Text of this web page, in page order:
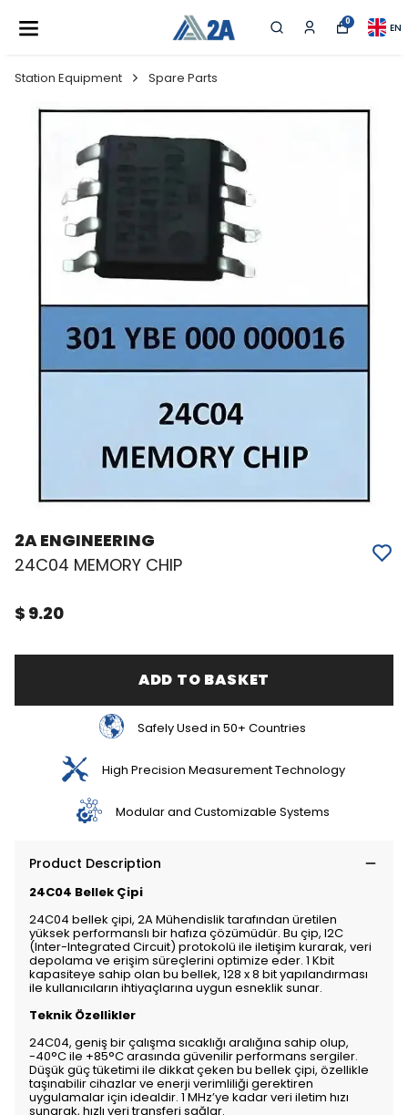
0 EN
Station Equipment Spare Parts
2A ENGINEERING
24C04 MEMORY CHIP
$ 9.20
ADD TO BASKET
Safely Used in 50+ Countries
High Precision Measurement Technology
Modular and Customizable Systems
Product Description
24C04 Bellek Çipi
24C04 bellek çipi, 2A Mühendislik tarafından üretilen
yüksek performanslı bir hafıza çözümüdür. Bu çip, I2C
(Inter-Integrated Circuit) protokolü ile iletişim kurarak, veri
depolama ve erişim süreçlerini optimize eder. 1 Kbit
kapasiteye sahip olan bu bellek, 128 x 8 bit yapılandırması
ile kullanıcıların ihtiyaçlarına uygun esneklik sunar.
Teknik Özellikler
24C04, geniş bir çalışma sıcaklığı aralığına sahip olup,
-40°C ile +85°C arasında güvenilir performans sergiler.
Düşük güç tüketimi ile dikkat çeken bu bellek çipi, özellikle
taşınabilir cihazlar ve enerji verimliliği gerektiren
uygulamalar için idealdir. 1 MHz’ye kadar veri iletim hızı
sunarak, hızlı veri transferi sağlar.